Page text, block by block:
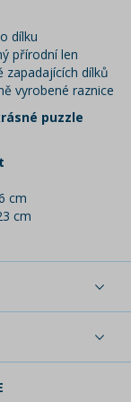
dílku
přírodní len
zapadajících dílků
vyrobené raznice
puzzle
cm
cm